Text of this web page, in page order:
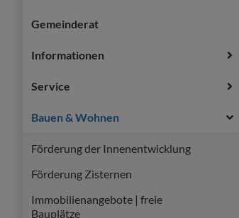
Gemeinderat
Informationen
Service
Bauen & Wohnen
Förderung der Innenentwicklung
Förderung Zisternen
Immobilienangebote | freie
Bauplätze